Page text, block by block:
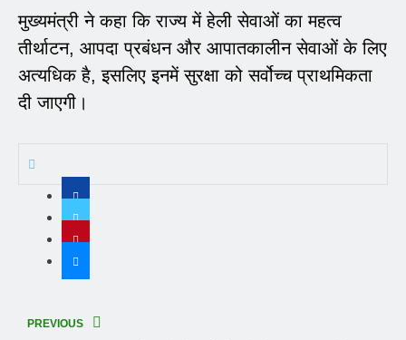
मुख्यमंत्री ने कहा कि राज्य में हेली सेवाओं का महत्व
तीर्थाटन, आपदा प्रबंधन और आपातकालीन सेवाओं के लिए
अत्यधिक है, इसलिए इनमें सुरक्षा को सर्वोच्च प्राथमिकता
दी जाएगी।
PREVIOUS